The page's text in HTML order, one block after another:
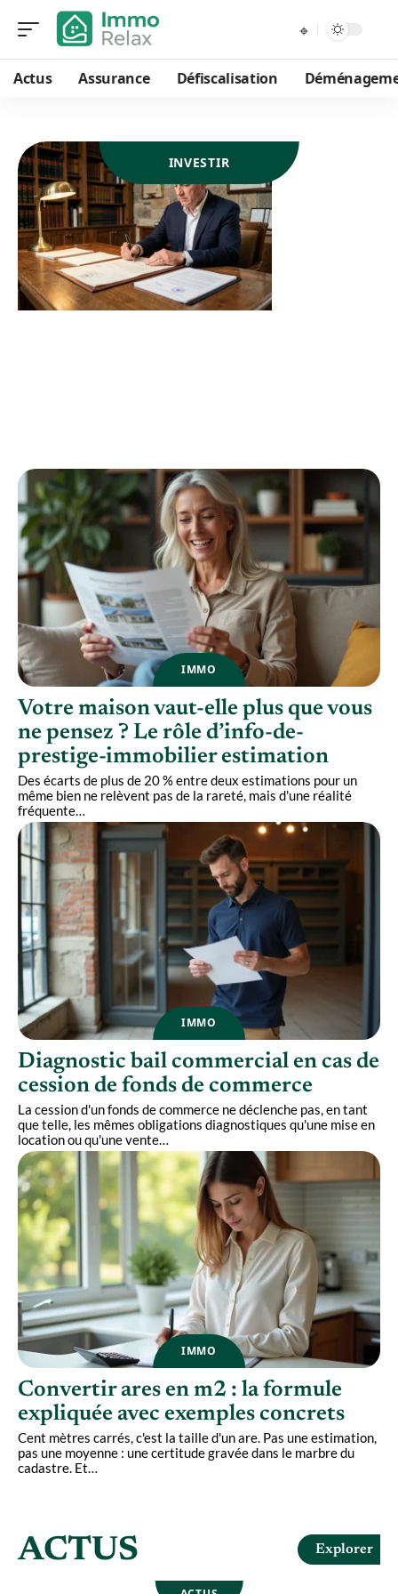
Actus Assurance Défiscalisation
INVESTIR
IMMO
Votre maison vaut-elle plus que vous
ne pensez ? Le rôle d’info-de-
prestige-immobilier estimation
Des écarts de plus de 20 % entre deux estimations pour un
même bien ne relèvent pas de la rareté, mais d'une réalité
fréquente…
IMMO
Diagnostic bail commercial en cas de
cession de fonds de commerce
La cession d'un fonds de commerce ne déclenche pas, en tant
que telle, les mêmes obligations diagnostiques qu'une mise en
location ou qu'une vente
IMMO
Convertir ares en m2 : la formule
expliquée avec exemples concrets
Cent mètres carrés, c'est la taille d'un are. Pas une estimation,
pas une moyenne : une certitude gravée dans le marbre du
cadastre. Et…
ACTUS Explorer